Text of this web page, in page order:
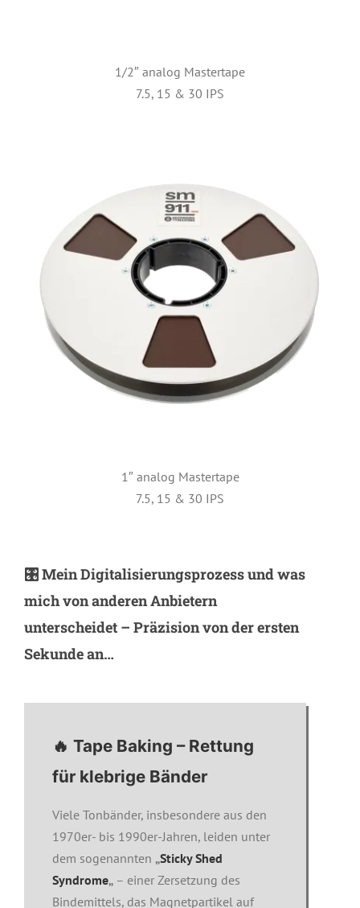
1/2″ analog Mastertape
7.5, 15 & 30 IPS
1″ analog Mastertape
7.5, 15 & 30 IPS
🎛️ Mein Digitalisierungsprozess und was
mich von anderen Anbietern
unterscheidet – Präzision von der ersten
Sekunde an…
🔥 Tape Baking – Rettung
für klebrige Bänder
Viele Tonbänder, insbesondere aus den
1970er- bis 1990er-Jahren, leiden unter
dem sogenannten „Sticky Shed
Syndrome„– einer Zersetzung des
Bindemittels, das Magnetpartikel auf